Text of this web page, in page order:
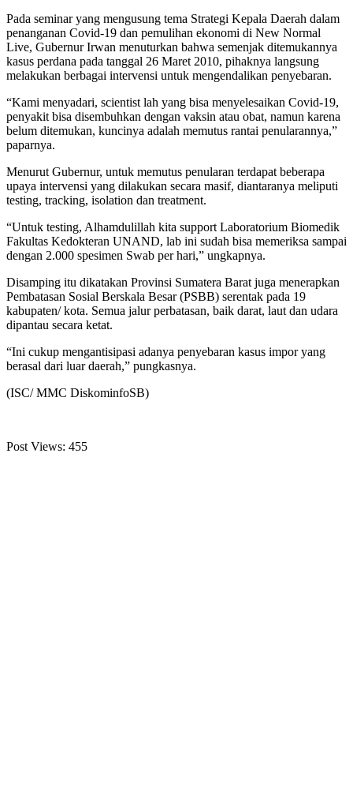
Pada seminar yang mengusung tema Strategi Kepala Daerah dalam
penanganan Covid-19 dan pemulihan ekonomi di New Normal
Live, Gubernur Irwan menuturkan bahwa semenjak ditemukannya
kasus perdana pada tanggal 26 Maret 2010, pihaknya langsung
melakukan berbagai intervensi untuk mengendalikan penyebaran.
“Kami menyadari, scientist lah yang bisa menyelesaikan Covid-19,
penyakit bisa disembuhkan dengan vaksin atau obat, namun karena
belum ditemukan, kuncinya adalah memutus rantai penularannya,”
paparnya.
Menurut Gubernur, untuk memutus penularan terdapat beberapa
upaya intervensi yang dilakukan secara masif, diantaranya meliputi
testing, tracking, isolation dan treatment.
“Untuk testing, Alhamdulillah kita support Laboratorium Biomedik
Fakultas Kedokteran UNAND, lab ini sudah bisa memeriksa sampai
dengan 2.000 spesimen Swab per hari,” ungkapnya.
Disamping itu dikatakan Provinsi Sumatera Barat juga menerapkan
Pembatasan Sosial Berskala Besar (PSBB) serentak pada 19
kabupaten/ kota. Semua jalur perbatasan, baik darat, laut dan udara
dipantau secara ketat.
“Ini cukup mengantisipasi adanya penyebaran kasus impor yang
berasal dari luar daerah,” pungkasnya.
(ISC/ MMC DiskominfoSB)
Post Views: 455